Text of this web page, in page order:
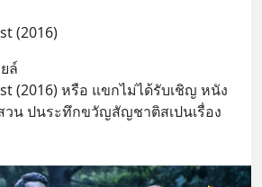
(2016)
ล์
(2016) หรือ แขกไม่ได้รับเชิญ หนัง
น ปนระทึกขวัญสัญชาติสเปนเรื่อง